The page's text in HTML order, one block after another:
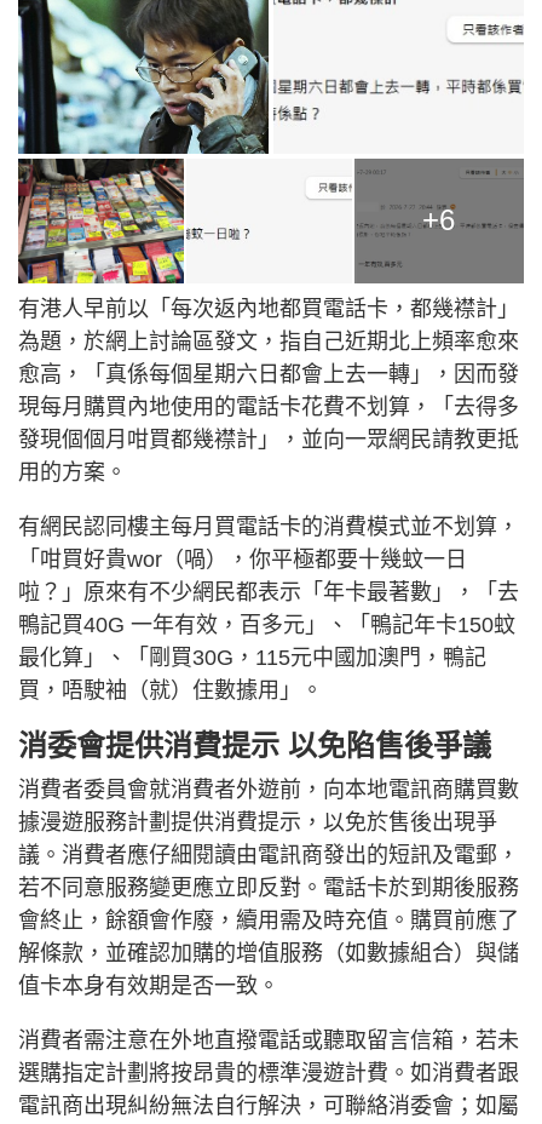
+6
有港人早前以「每次返內地都買電話卡，都幾襟計」
為題，於網上討論區發文，指自己近期北上頻率愈來
愈高，「真係每個星期六日都會上去一轉」，因而發
現每月購買內地使用的電話卡花費不划算，「去得多
發現個個月咁買都幾襟計」，並向一眾網民請教更抵
用的方案。
有網民認同樓主每月買電話卡的消費模式並不划算，
「咁買好貴wor（喎），你平極都要十幾蚊一日
啦？」原來有不少網民都表示「年卡最著數」，「去
鴨記買40G 一年有效，百多元」、「鴨記年卡150蚊
最化算」、「剛買30G，115元中國加澳門，鴨記
買，唔駛袖（就）住數據用」。
消委會提供消費提示 以免陷售後爭議
消費者委員會就消費者外遊前，向本地電訊商購買數
據漫遊服務計劃提供消費提示，以免於售後出現爭
議。消費者應仔細閱讀由電訊商發出的短訊及電郵，
若不同意服務變更應立即反對。電話卡於到期後服務
會終止，餘額會作廢，續用需及時充值。購買前應了
解條款，並確認加購的增值服務（如數據組合）與儲
值卡本身有效期是否一致。
消費者需注意在外地直撥電話或聽取留言信箱，若未
選購指定計劃將按昂貴的標準漫遊計費。如消費者跟
電訊商出現糾紛無法自行解決，可聯絡消委會；如屬